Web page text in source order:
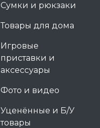
Сумки и рюкзаки
Товары для дома
Игровые
приставки и
аксессуары
Фото и видео
Уценённые и Б/У
товары